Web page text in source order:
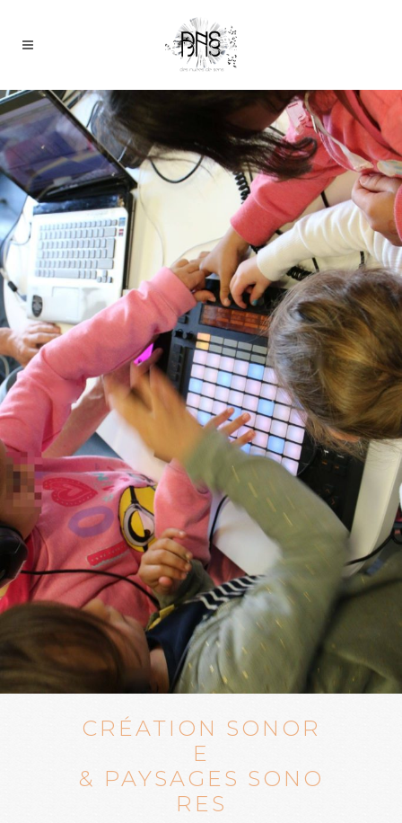
CRÉATION SONOR
E
& PAYSAGES SONO
RES